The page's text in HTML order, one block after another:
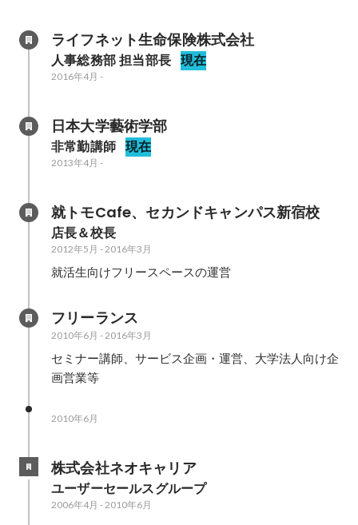
ライフネット生命保険株式会社
人事総務部 担当部長 現在
2016年4月 -
日本大学藝術学部
非常勤講師 現在
2013年4月 -
就トモCafe、セカンドキャンパス新宿校
店長＆校長
2012年5月 -2016年3月
就活生向けフリースペースの運営
フリーランス
2010年6月 -2016年3月
セミナー講師、サービス企画・運営、大学法人向け企
画営業等
2010年6月
株式会社ネオキャリア
ユーザーセールスグループ
2006年4月 -2010年6月